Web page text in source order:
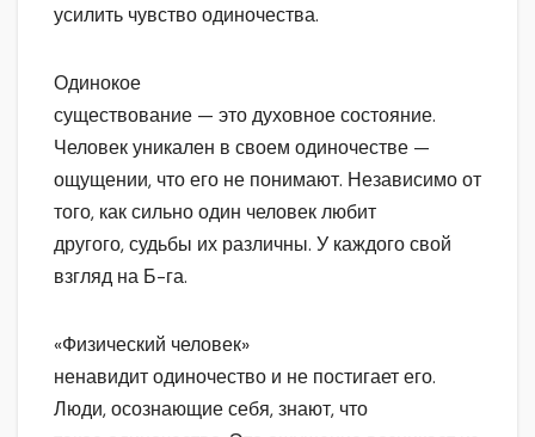
усилить чувство одиночества.
Одинокое
существование — это духовное состояние.
Человек уникален в своем одиночестве —
ощущении, что его не понимают. Независимо от
того, как сильно один человек любит
другого, судьбы их различны. У каждого свой
взгляд на Б-га.
«Физический человек»
ненавидит одиночество и не постигает его.
Люди, осознающие себя, знают, что